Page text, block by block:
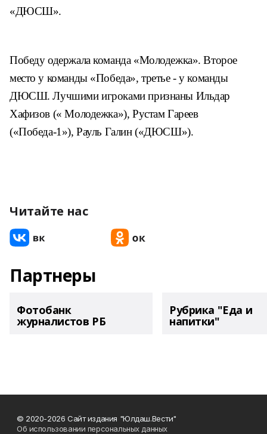
«ДЮСШ».
Победу одержала команда «Молодежка». Второе
место у команды «Победа», третье - у команды
ДЮСШ. Лучшими игроками признаны Ильдар
Хафизов (« Молодежка»), Рустам Гареев
(«Победа-1»), Рауль Галин («ДЮСШ»).
Читайте нас
Партнеры
Фотобанк
журналистов РБ
Рубрика "Еда и
напитки"
© 2020-2026 Сайт издания "Юлдаш.Вести"
Об использовании персональных данных